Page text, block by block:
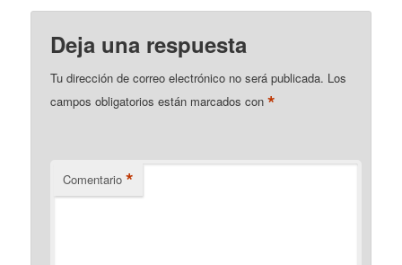
Deja una respuesta
Tu dirección de correo electrónico no será publicada. Los
campos obligatorios están marcados con*
Comentario *